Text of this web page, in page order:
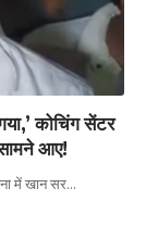
कोचिंग सेंटर
आए!
में खान सर…